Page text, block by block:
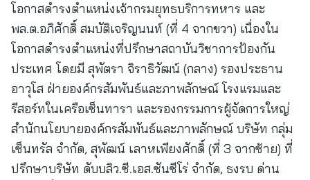
โอกาสดำรงตำแหน่งเจ้ากรมยุทธบริการทหาร และ
พล.ต.อภิศักดิ์ สมบัติเจริญนนท์ (ที่ 4 จากขวา) เนื่องใน
โอกาสดำรงตำแหน่งที่ปรึกษาสถาบันวิชาการป้องกัน
ประเทศ โดยมี สุพัตรา จิราธิวัฒน์ (กลาง) รองประธาน
อาวุโส ฝ่ายองค์กรสัมพันธ์และภาพลักษณ์ โรงแรมและ
รีสอร์ทในเครือเซ็นทารา และรองกรรมการผู้จัดการใหญ่
สำนักนโยบายองค์กรสัมพันธ์และภาพลักษณ์ บริษัท กลุ่ม
เซ็นทรัล จำกัด, สุพัฒน์ เลาหเพียงศักดิ์ (ที่ 3 จากซ้าย) ที่
ปรึกษาบริษัท ดับบลิว.ซี.เอส.ซันซีโร่ จำกัด, ธงรบ ด่าน